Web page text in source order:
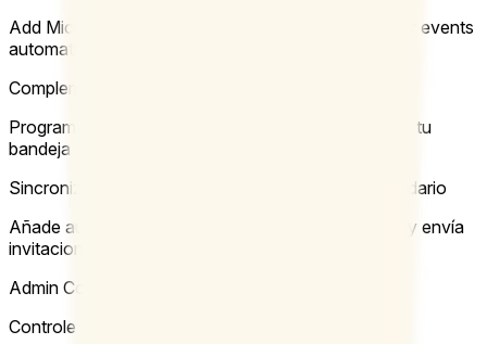
Add Microsoft Teams video conferencing to all your events
automatically.
Complemento de Outlook
Programa reuniones de Doodle directamente desde tu
bandeja de entrada de Outlook.
Sincroniza directamente las reuniones con tu calendario
Añade automáticamente reuniones a tu calendario y envía
invitaciones para el calendario a los participantes.
Admin Console
Controle quién reserva qué y gestione su equipo.